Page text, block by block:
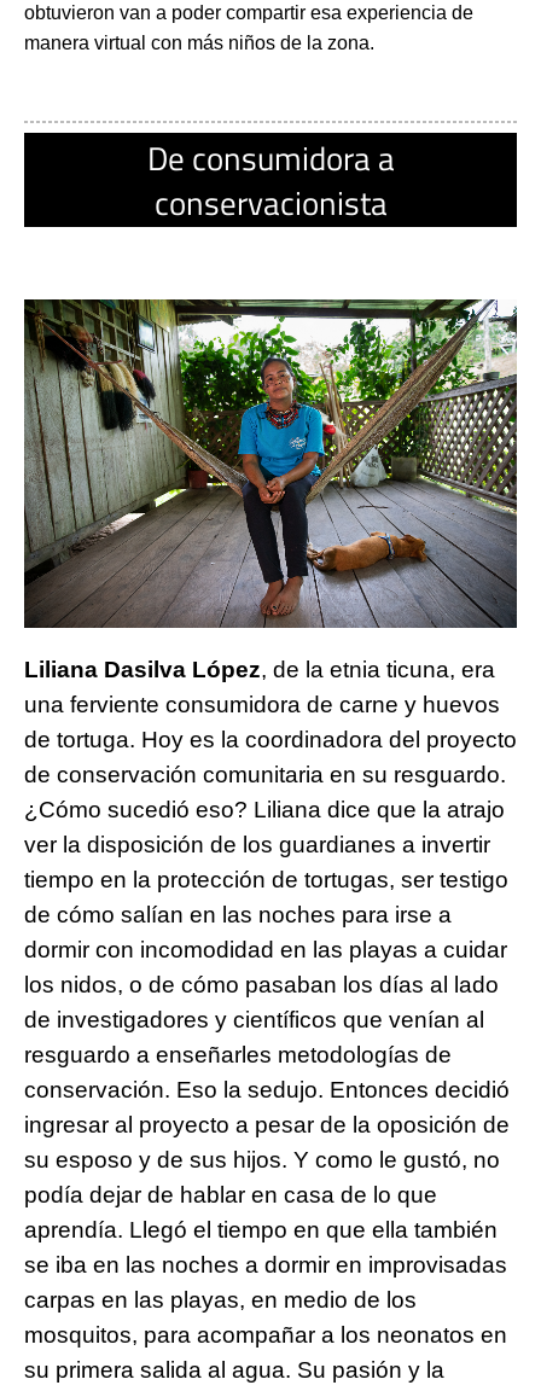
obtuvieron van a poder compartir esa experiencia de
manera virtual con más niños de la zona.
De consumidora a
conservacionista
Liliana Dasilva López, de la etnia ticuna, era
una ferviente consumidora de carne y huevos
de tortuga. Hoy es la coordinadora del proyecto
de conservación comunitaria en su resguardo.
¿Cómo sucedió eso? Liliana dice que la atrajo
ver la disposición de los guardianes a invertir
tiempo en la protección de tortugas, ser testigo
de cómo salían en las noches para irse a
dormir con incomodidad en las playas a cuidar
los nidos, o de cómo pasaban los días al lado
de investigadores y científicos que venían al
resguardo a enseñarles metodologías de
conservación. Eso la sedujo. Entonces decidió
ingresar al proyecto a pesar de la oposición de
su esposo y de sus hijos. Y como le gustó, no
podía dejar de hablar en casa de lo que
aprendía. Llegó el tiempo en que ella también
se iba en las noches a dormir en improvisadas
carpas en las playas, en medio de los
mosquitos, para acompañar a los neonatos en
su primera salida al agua. Su pasión y la